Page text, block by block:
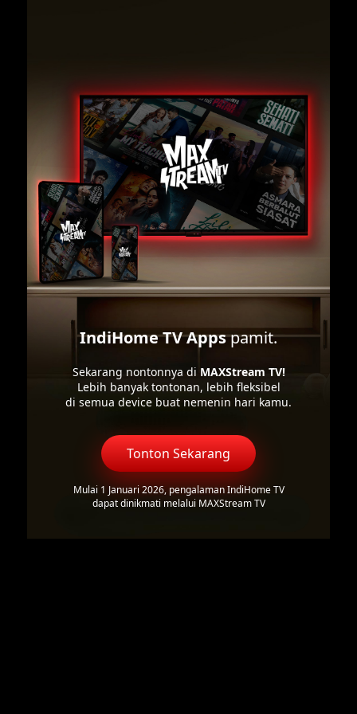
IndiHome TV Appspamit.
Sekarang nontonnya di MAXStream TV!
Lebih banyak tontonan, lebih fleksibel
di semua device buat nemenin hari kamu.
Tonton Sekarang
Mulai 1 Januari 2026, pengalaman IndiHome TV
dapat dinikmati melalui MAXStream TV